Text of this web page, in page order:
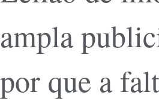
ampla
por que a